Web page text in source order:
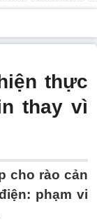
thực
thay vì
cho rào cản
phạm vi